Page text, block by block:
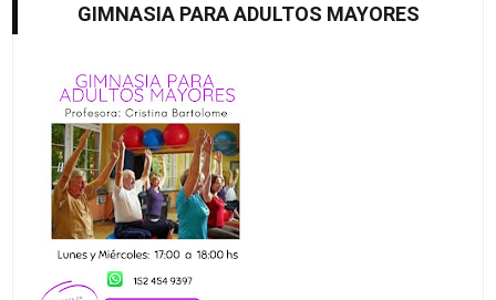
GIMNASIA PARA ADULTOS MAYORES